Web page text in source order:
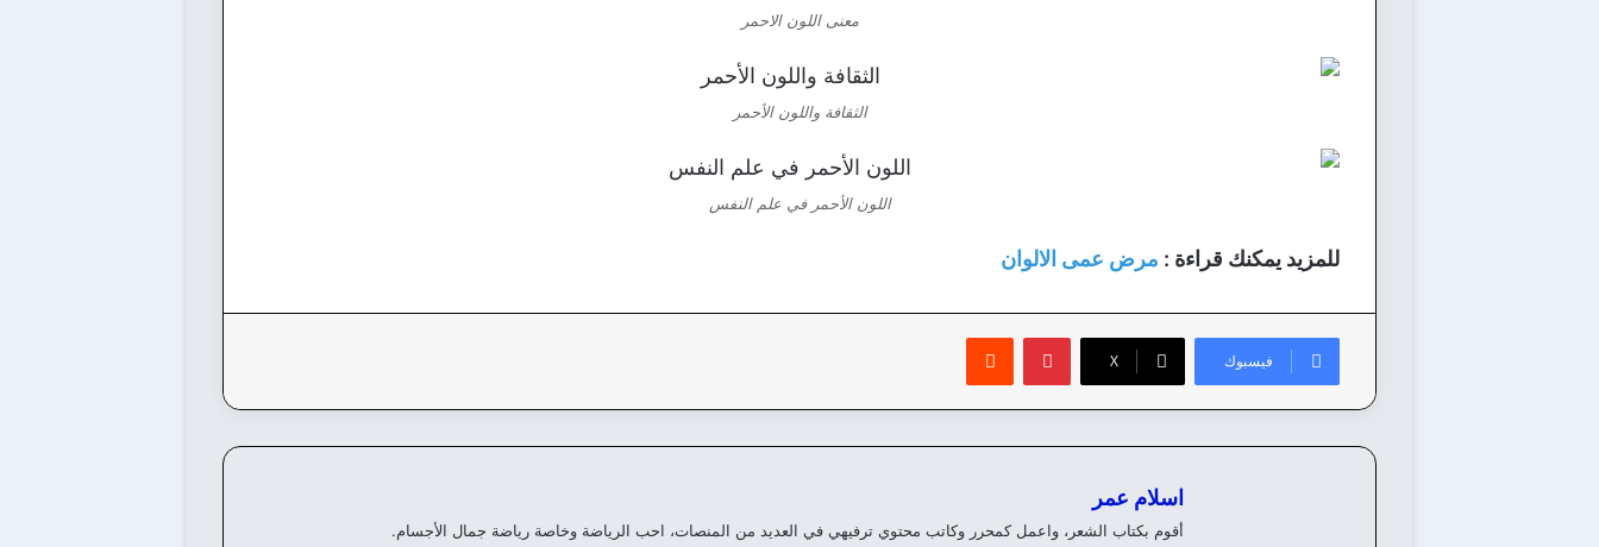
معنى اللون الاحمر
الثقافة واللون الأحمر
اللون الأحمر في علم النفس
للمزيد يمكنك قراءة : مرض عمى الالوان
فيسبوك ‫X
بينتيريست
اسلام عمر
أقوم بكتاب الشعر، واعمل كمحرر وكاتب محتوي ترفيهي في العديد من المنصات، احب الرياضة وخاصة رياضة جمال الأجسام.